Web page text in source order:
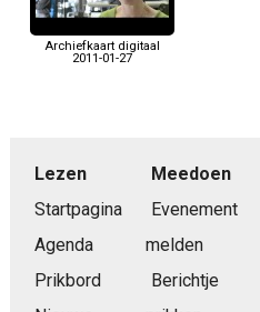
Archiefkaart digitaal
2011-01-27
Lezen
Startpagina
Agenda
Prikbord
Meedoen
Evenement
melden
Berichtje